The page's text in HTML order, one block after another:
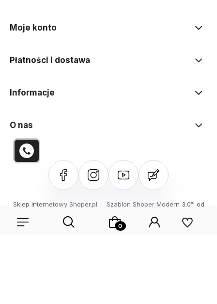
Moje konto
Płatności i dostawa
Informacje
O nas
Sklep internetowy Shoper.pl Szablon Shoper Modern 3.0™ od